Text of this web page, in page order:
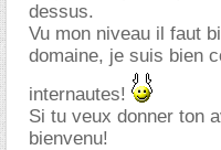
dessus.
Vu mon niveau il faut
domaine, je suis bien
internautes!
Si tu veux donner ton
bienvenu!